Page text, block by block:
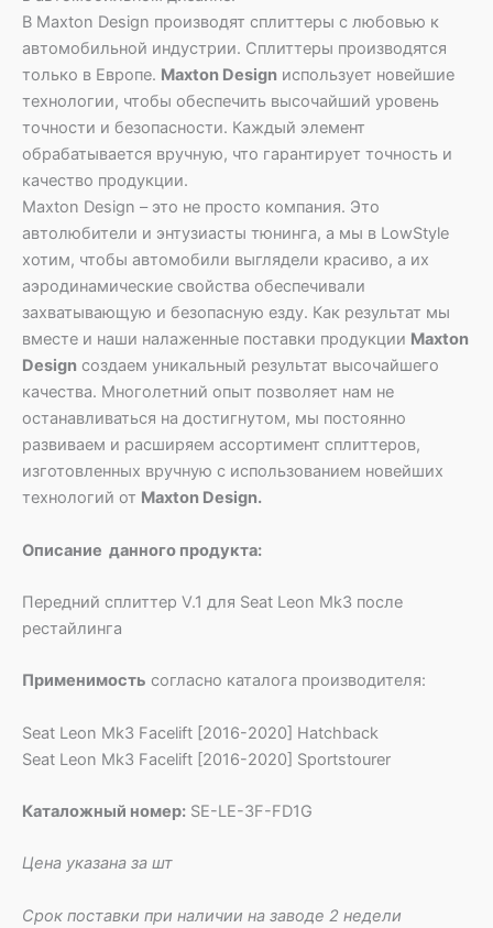
В Maxton Design производят сплиттеры с любовью к
автомобильной индустрии. Сплиттеры производятся
только в Европе. Maxton Design использует новейшие
технологии, чтобы обеспечить высочайший уровень
точности и безопасности. Каждый элемент
обрабатывается вручную, что гарантирует точность и
качество продукции.
Maxton Design – это не просто компания. Это
автолюбители и энтузиасты тюнинга, а мы в LowStyle
хотим, чтобы автомобили выглядели красиво, а их
аэродинамические свойства обеспечивали
захватывающую и безопасную езду. Как результат мы
вместе и наши налаженные поставки продукции Maxton
Design создаем уникальный результат высочайшего
качества. Многолетний опыт позволяет нам не
останавливаться на достигнутом, мы постоянно
развиваем и расширяем ассортимент сплиттеров,
изготовленных вручную с использованием новейших
технологий от Maxton Design.
Описание данного продукта:
Передний сплиттер V.1 для Seat Leon Mk3 после
рестайлинга
Применимость согласно каталога производителя:
Seat Leon Mk3 Facelift [2016-2020] Hatchback
Seat Leon Mk3 Facelift [2016-2020] Sportstourer
Каталожный номер: SE-LE-3F-FD1G
Цена указана за шт
Срок поставки при наличии на заводе 2 недели